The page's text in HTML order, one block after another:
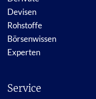
Devisen
Rohstoffe
Börsenwissen
Experten
Service